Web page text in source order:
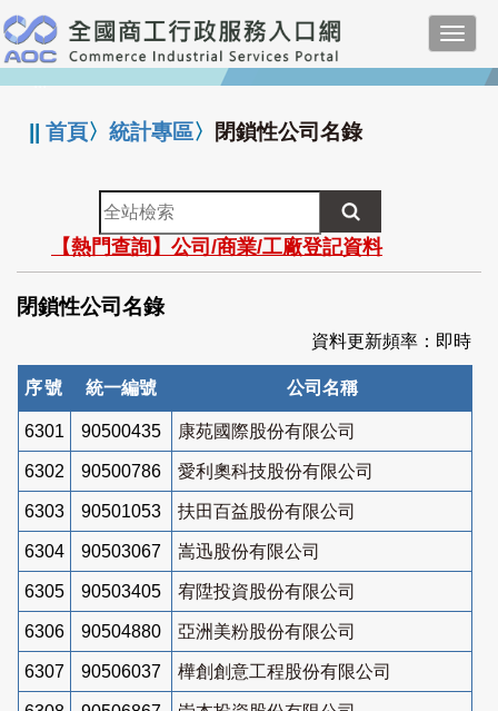
跳
到
主
要
:::
||首頁〉統計專區〉 閉鎖性公司名錄
全
站
檢
索
【熱門查詢】公司/商業/工廠登記資料
閉鎖性公司名錄
資料更新頻率：即時
序號 統一編號 公司名稱
6301 90500435 康苑國際股份有限公司
6302 90500786 愛利奧科技股份有限公司
6303 90501053 扶田百益股份有限公司
6304 90503067 嵩迅股份有限公司
6305 90503405 宥陞投資股份有限公司
6306 90504880 亞洲美粉股份有限公司
6307 90506037 樺創創意工程股份有限公司